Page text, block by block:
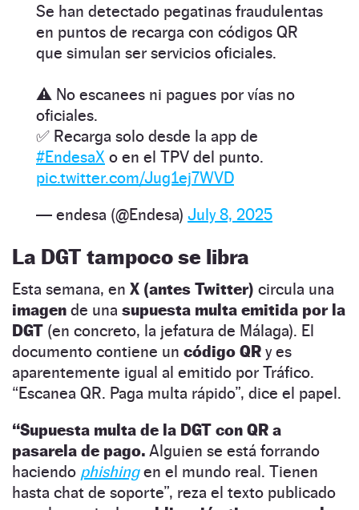
Se han detectado pegatinas fraudulentas
en puntos de recarga con códigos QR
que simulan ser servicios oficiales.
⚠️ No escanees ni pagues por vías no
oficiales.
✅ Recarga solo desde la app de
#EndesaX o en el TPV del punto.
pic.twitter.com/Jug1ej7WVD
— endesa (@Endesa) July 8, 2025
La DGT tampoco se libra
Esta semana, en X (antes Twitter) circula una
imagen de una supuesta multa emitida por la
DGT (en concreto, la jefatura de Málaga). El
documento contiene un código QR y es
aparentemente igual al emitido por Tráfico.
“Escanea QR. Paga multa rápido”, dice el papel.
“Supuesta multa de la DGT con QR a
pasarela de pago. Alguien se está forrando
haciendo phishing en el mundo real. Tienen
hasta chat de soporte”, reza el texto publicado